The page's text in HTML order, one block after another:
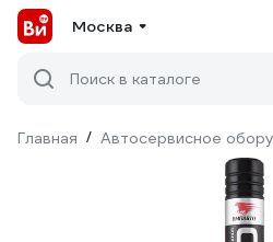
Москва
Поиск в каталоге
Главная / Автосервисное